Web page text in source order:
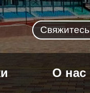
Свяжитесь
О нас